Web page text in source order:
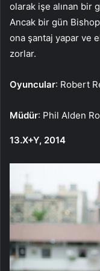
olarak işe alınan bir
Ancak bir gün
ona şantaj yapar ve
zorlar.
Oyuncular: Robert
Müdür: Phil Alden
13.X+Y, 2014